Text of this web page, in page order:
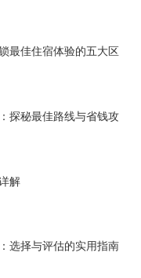
最佳住宿体验的五大区
探秘最佳路线与省钱攻
解
选择与评估的实用指南